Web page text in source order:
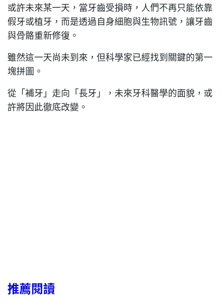
或許未來某一天，當牙齒受損時，人們不再只能依靠
假牙或植牙，而是透過自身細胞與生物訊號，讓牙齒
與骨骼重新修復。
雖然這一天尚未到來，但科學家已經找到關鍵的第一
塊拼圖。
從「補牙」走向「長牙」，未來牙科醫學的面貌，或
許將因此徹底改變。
推薦閱讀